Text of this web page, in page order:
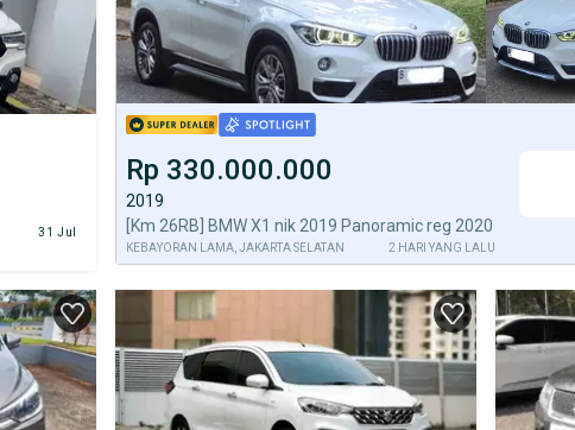
31 Jul
Rp 330.000.000
2019
[Km 26RB] BMW X1 nik 2019 Panoramic reg 2020
KEBAYORAN LAMA, JAKARTA SELATAN 2 HARI YANG LALU